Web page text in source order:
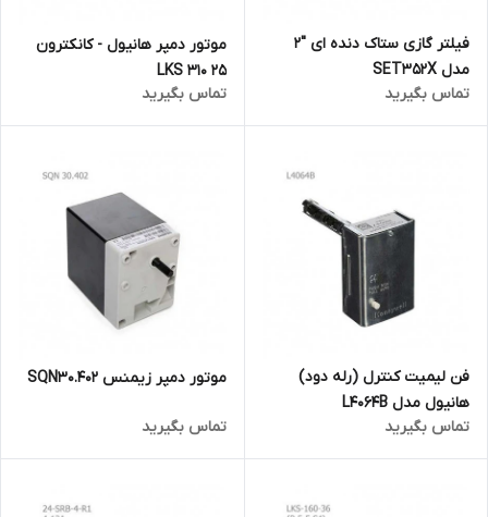
فیلتر گازی ستاک دنده ای "2
مدل SET352X
تماس بگیرید
موتور دمپر هانیول - کانکترون
LKS 310 25
تماس بگیرید
فن لیمیت کنترل (رله دود)
هانیول مدل L4064B
تماس بگیرید
موتور دمپر زیمنس SQN30.402
تماس بگیرید